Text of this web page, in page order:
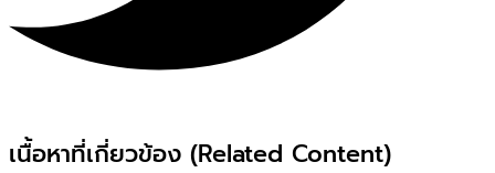
เนื้อหาที่เกี่ยวข้อง (Related Content)